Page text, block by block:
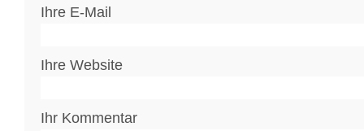
Ihre E-Mail
Ihre Website
Ihr Kommentar